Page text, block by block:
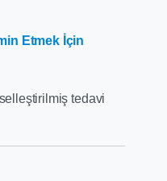
Etmek İçin
tedavi